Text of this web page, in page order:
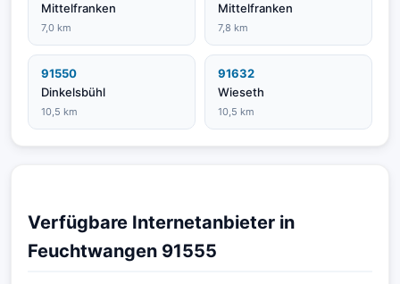
Mittelfranken
7,0 km
Mittelfranken
7,8 km
91550
Dinkelsbühl
10,5 km
91632
Wieseth
10,5 km
Verfügbare Internetanbieter in
Feuchtwangen 91555